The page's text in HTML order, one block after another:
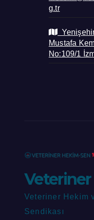
g.tr
Mustafa
No:109/1
Veteriner Hekim
Sendikası